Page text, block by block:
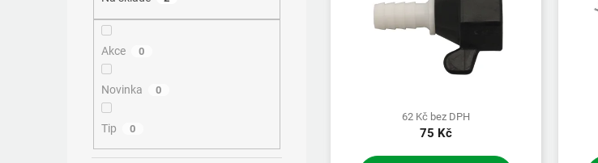
Akce 0
Novinka 0
Tip 0
62 Kč bez DPH
75 Kč